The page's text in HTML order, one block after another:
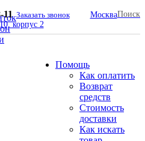
11 Заказать звонок
Москва
корпус 2
Поиск
Помощь
Как оплатить
Возврат
средств
Стоимость
доставки
Как искать